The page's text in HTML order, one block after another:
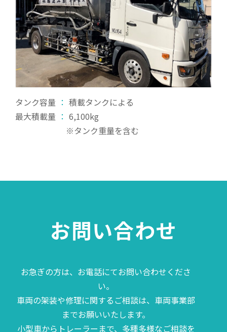
タンク容量 ： 積載タンクによる
最大積載量 ： 6,100kg
※タンク重量を含む
お問い合わせ
お急ぎの方は、お電話にてお問い合わせくださ
い。
車両の架装や修理に関するご相談は、車両事業部
までお願いいたします。
小型車からトレーラーまで、多種多様なご相談を